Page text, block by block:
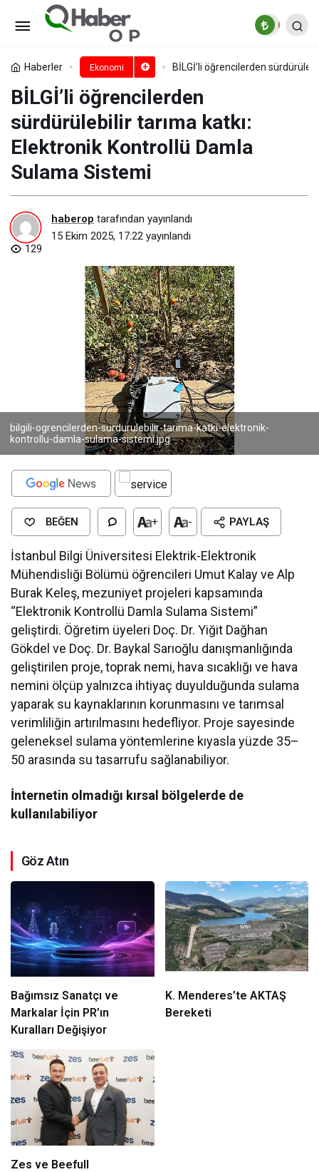
Haberler Ekonomi BİLGİ’li öğrencilerden
BİLGİ’li öğrencilerden
sürdürülebilir tarıma katkı:
Elektronik Kontrollü Damla
Sulama Sistemi
haberop tarafından yayınlandı
15 Ekim 2025, 17:22 yayınlandı
129
bilgili-ogrencilerden-surdurulebilir-tarima-katki-elektronik-
kontrollu-damla-sulama-sistemi.jpg
BEĞEN + - PAYLAŞ
İstanbul Bilgi Üniversitesi Elektrik-Elektronik
Mühendisliği Bölümü öğrencileri Umut Kalay ve Alp
Burak Keleş, mezuniyet projeleri kapsamında
“Elektronik Kontrollü Damla Sulama Sistemi”
geliştirdi. Öğretim üyeleri Doç. Dr. Yiğit Dağhan
Gökdel ve Doç. Dr. Baykal Sarıoğlu danışmanlığında
geliştirilen proje, toprak nemi, hava sıcaklığı ve hava
nemini ölçüp yalnızca ihtiyaç duyulduğunda sulama
yaparak su kaynaklarının korunmasını ve tarımsal
verimliliğin artırılmasını hedefliyor. Proje sayesinde
geleneksel sulama yöntemlerine kıyasla yüzde 35–
50 arasında su tasarrufu sağlanabiliyor.
İnternetin olmadığı kırsal bölgelerde de
kullanılabiliyor
Göz Atın
Bağımsız Sanatçı ve
Markalar İçin PR’ın
Kuralları Değişiyor
K. Menderes’te AKTAŞ
Bereketi
Zes ve Beefull
Toprak analizi ile hem çiftçi hem
de toprak korunuyor
Yorum Yap